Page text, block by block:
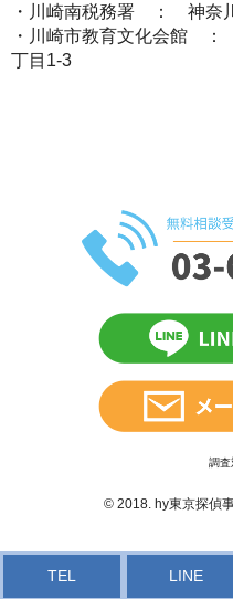
・川崎南税務署 ： 神奈
・川崎市教育文化会館
丁目1-3
調査
© 2018. hy東京探偵
TEL LINE